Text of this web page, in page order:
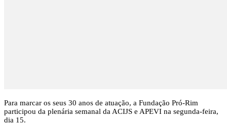
Para marcar os seus 30 anos de atuação, a Fundação Pró-Rim
participou da plenária semanal da ACIJS e APEVI na segunda-feira,
dia 15.